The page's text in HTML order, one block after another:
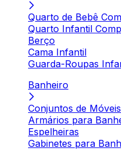
Quarto de Bebê
Quarto Infantil
Berço
Cama Infantil
Guarda-Roupas
Banheiro
Conjuntos de
Armários para
Espelheiras
Gabinetes para